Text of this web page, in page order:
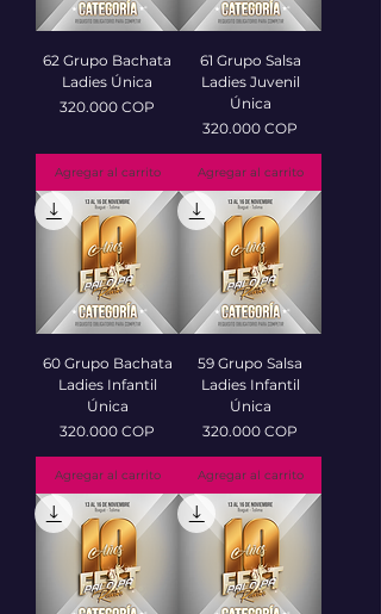
62 Grupo Bachata
Ladies Única
Precio
320.000 COP
Agregar al carrito
61 Grupo Salsa
Ladies Juvenil
Única
Precio
320.000 COP
Agregar al carrito
60 Grupo Bachata
Ladies Infantil
Única
Precio
320.000 COP
Agregar al carrito
59 Grupo Salsa
Ladies Infantil
Única
Precio
320.000 COP
Agregar al carrito